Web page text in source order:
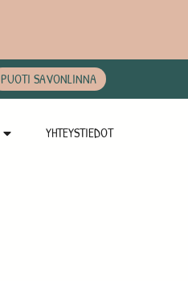
PUOTI SAVONLINNA
YHTEYSTIEDOT